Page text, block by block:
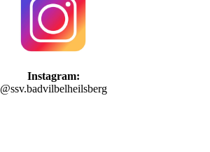
Instagram:
@ssv.badvilbelheilsberg